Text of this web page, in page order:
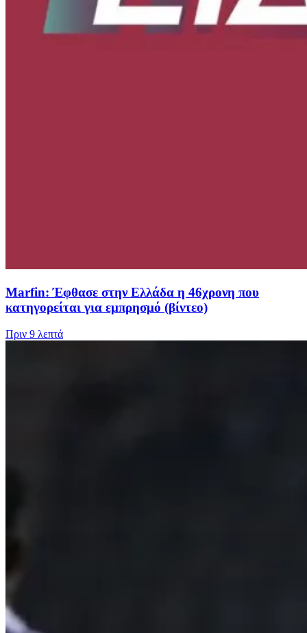
Marfin: Έφθασε στην Ελλάδα η 46χρονη που
κατηγορείται για εμπρησμό (βίντεο)
Πριν 9 λεπτά